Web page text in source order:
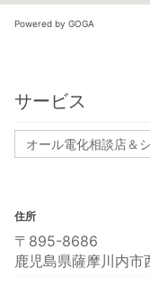
Powered by GOGA
サービス
オール電化相談店＆
住所
〒895-8686
鹿児島県薩摩川内市